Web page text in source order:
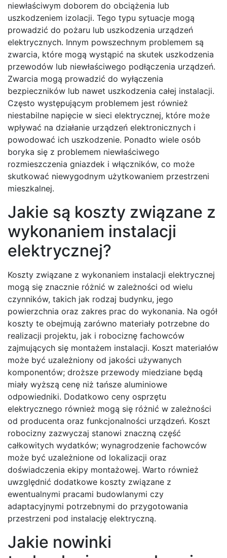
niewłaściwym doborem do obciążenia lub
uszkodzeniem izolacji. Tego typu sytuacje mogą
prowadzić do pożaru lub uszkodzenia urządzeń
elektrycznych. Innym powszechnym problemem są
zwarcia, które mogą wystąpić na skutek uszkodzenia
przewodów lub niewłaściwego podłączenia urządzeń.
Zwarcia mogą prowadzić do wyłączenia
bezpieczników lub nawet uszkodzenia całej instalacji.
Często występującym problemem jest również
niestabilne napięcie w sieci elektrycznej, które może
wpływać na działanie urządzeń elektronicznych i
powodować ich uszkodzenie. Ponadto wiele osób
boryka się z problemem niewłaściwego
rozmieszczenia gniazdek i włączników, co może
skutkować niewygodnym użytkowaniem przestrzeni
mieszkalnej.
Jakie są koszty związane z
wykonaniem instalacji
elektrycznej?
Koszty związane z wykonaniem instalacji elektrycznej
mogą się znacznie różnić w zależności od wielu
czynników, takich jak rodzaj budynku, jego
powierzchnia oraz zakres prac do wykonania. Na ogół
koszty te obejmują zarówno materiały potrzebne do
realizacji projektu, jak i robociznę fachowców
zajmujących się montażem instalacji. Koszt materiałów
może być uzależniony od jakości używanych
komponentów; droższe przewody miedziane będą
miały wyższą cenę niż tańsze aluminiowe
odpowiedniki. Dodatkowo ceny osprzętu
elektrycznego również mogą się różnić w zależności
od producenta oraz funkcjonalności urządzeń. Koszt
robocizny zazwyczaj stanowi znaczną część
całkowitych wydatków; wynagrodzenie fachowców
może być uzależnione od lokalizacji oraz
doświadczenia ekipy montażowej. Warto również
uwzględnić dodatkowe koszty związane z
ewentualnymi pracami budowlanymi czy
adaptacyjnymi potrzebnymi do przygotowania
przestrzeni pod instalację elektryczną.
Jakie nowinki